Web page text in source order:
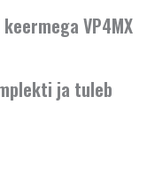
keermega VP4MX
ja tuleb